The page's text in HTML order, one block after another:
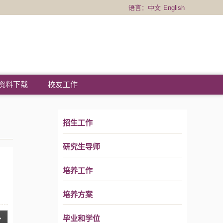
语言： 中文 English
料下载 校友工作
招生工作
研究生导师
培养工作
培养方案
毕业和学位